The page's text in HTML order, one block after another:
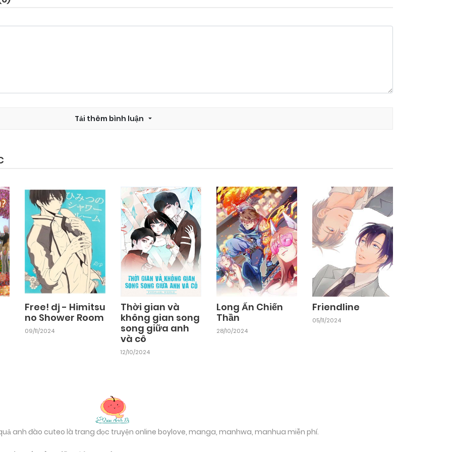
Chapter 29
Chapter 25 03/11/2024
Chapter 23 03/11/2024
Chapter 21 03/11/2024
Chapter 19 03/11/2024
Chapter 17 03/11/2024
Chapter 13
Chapter 11 03/11/2024
Tải thêm bình luận
Free! dj - Himitsu
no Shower Room
09/11/2024
Thời gian và
không gian song
song giữa anh
và cô
12/10/2024
Long Ấn Chiến
Thần
28/10/2024
Friendline
05/11/2024
anh đào cuteo là trang đọc truyện online boylove, manga, manhwa, manhua miễn phí.